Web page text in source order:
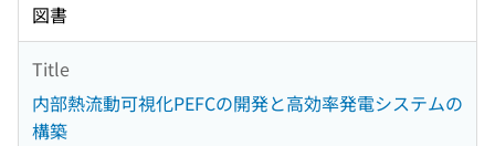
図書
Title
内部熱流動可視化PEFCの開発と高効率発電システムの
構築